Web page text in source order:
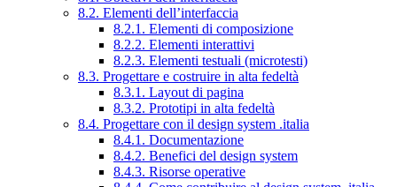
8.2. Elementi dell’interfaccia
8.2.1. Elementi di composizione
8.2.2. Elementi interattivi
8.2.3. Elementi testuali (microtesti)
8.3. Progettare e costruire in alta fedeltà
8.3.1. Layout di pagina
8.3.2. Prototipi in alta fedeltà
8.4. Progettare con il design system .italia
8.4.1. Documentazione
8.4.2. Benefici del design system
8.4.3. Risorse operative